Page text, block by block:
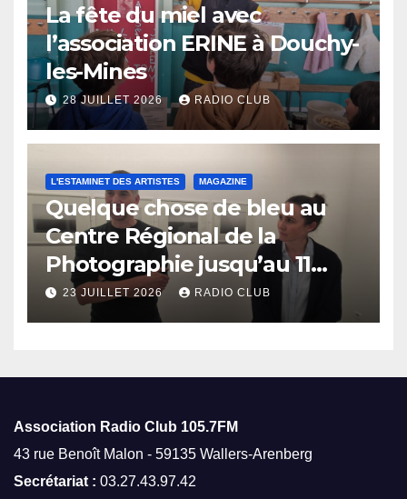
La fête du miel avec
l’association ERINE à Douchy-
les-Mines
28 JUILLET 2026 RADIO CLUB
L'ESTAMINET DES ARTISTES MAGAZINE
Quelque chose de bleu au
Centre Régional de la
Photographie jusqu’au 11
octobre
23 JUILLET 2026 RADIO CLUB
Association Radio Club 105.7FM
43 rue Benoît Malon - 59135 Wallers-Arenberg
Secrétariat : 03.27.43.97.42